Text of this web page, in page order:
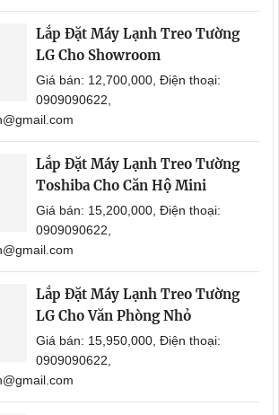
Lắp Đặt Máy Lạnh Treo Tường
LG Cho Showroom
Giá bán: 12,700,000, Điện thoại:
0909090622,
Lắp Đặt Máy Lạnh Treo Tường
Toshiba Cho Căn Hộ Mini
Giá bán: 15,200,000, Điện thoại:
0909090622,
Lắp Đặt Máy Lạnh Treo Tường
LG Cho Văn Phòng Nhỏ
Giá bán: 15,950,000, Điện thoại:
0909090622,